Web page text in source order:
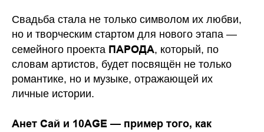
Свадьба стала не только символом их любви,
но и творческим стартом для нового этапа —
семейного проекта ПАРОДА, который, по
словам артистов, будет посвящён не только
романтике, но и музыке, отражающей их
личные истории.
Анет Сай и 10AGE — пример того, как